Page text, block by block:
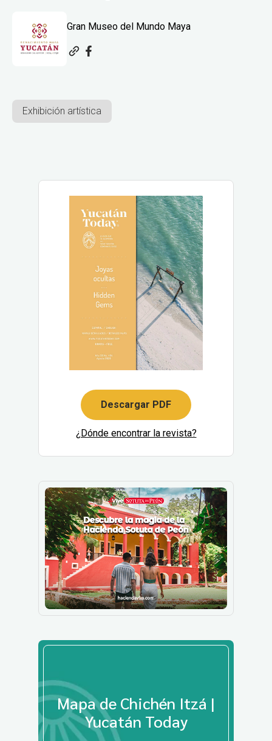
Gran Museo del Mundo Maya
Exhibición artística
Descargar PDF
¿Dónde encontrar la revista?
Mapa de Chichén Itzá |
Yucatán Today